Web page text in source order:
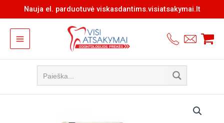
prie
turinio
Nauja el. parduotuvė viskasdantims.visiatsakymai.lt